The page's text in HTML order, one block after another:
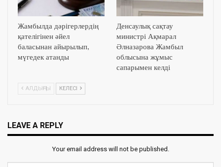
Жамбылда дәрігерлердің
қателігінен әйел
баласынан айырылып,
мүгедек атанды
Денсаулық сақтау
министрі Ақмарал
Әлназарова Жамбыл
облысына жұмыс
сапарымен келді
АЛДЫҢҒЫ КЕЛЕСІ
LEAVE A REPLY
Your email address will not be published.